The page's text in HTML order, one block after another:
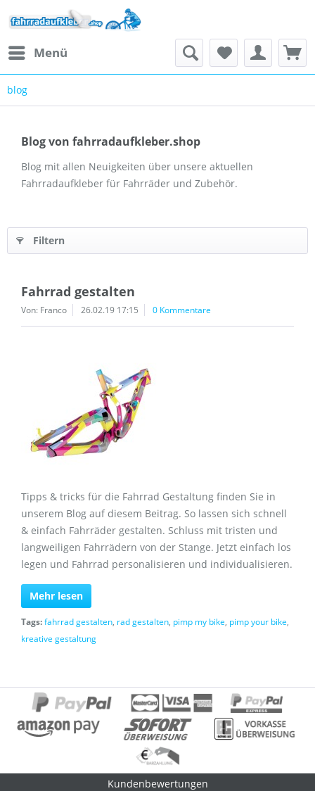
Menü
blog
Blog von fahrradaufkleber.shop
Blog mit allen Neuigkeiten über unsere aktuellen
Fahrradaufkleber für Fahrräder und Zubehör.
Filtern
Fahrrad gestalten
Von: Franco 26.02.19 17:15 0 Kommentare
Tipps & tricks für die Fahrrad Gestaltung finden Sie in
unserem Blog auf diesem Beitrag. So lassen sich schnell
& einfach Fahrräder gestalten. Schluss mit tristen und
langweiligen Fahrrädern von der Stange. Jetzt einfach los
legen und Fahrrad personalisieren und individualisieren.
Mehr lesen
Tags:fahrrad gestalten, rad gestalten, pimp my bike, pimp your bike,
kreative gestaltung
Kundenbewertungen